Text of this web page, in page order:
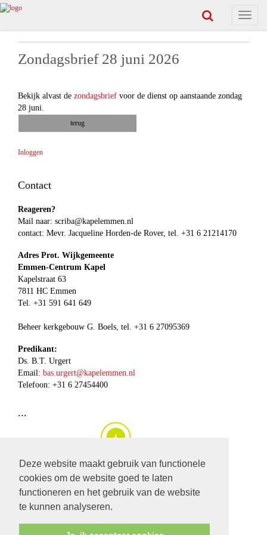
Deze website maakt gebruik van functionele
cookies om de website goed te laten
functioneren en het gebruik van de website
te kunnen analyseren.
Toggle
Zondagsbrief 28 juni 2026
Bekijk alvast de zondagsbrief voor de dienst op aanstaande zondag
28 juni.
terug
Inloggen
Contact
Reageren?
Mail naar: scriba@kapelemmen.nl
contact: Mevr. Jacqueline Horden-de Rover, tel. +31 6 21214170
Adres Prot. Wijkgemeente
Emmen-Centrum Kapel
Kapelstraat 63
7811 HC Emmen
Tel. +31 591 641 649
Beheer kerkgebouw G. Boels, tel. +31 6 27095369
Predikant:
Ds. B.T. Urgert
Email: bas.urgert@kapelemmen.nl
Telefoon: +31 6 27454400
...
klik op deze linkom dehuidige dienst, of een dienst van de
afgelopen periode te beluisteren.